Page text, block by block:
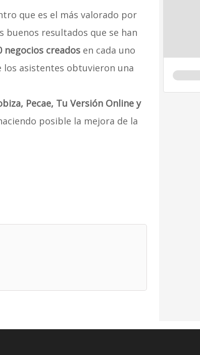
que es el más valorado por
buenos resultados que se han
negocios creadosen cada uno
asistentes obtuvieron una
Pecae, Tu Versión Online y
posible la mejora de la